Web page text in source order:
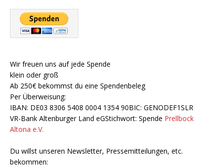
Wir freuen uns auf jede Spende
klein oder groß
Ab 250€ bekommst du eine Spendenbeleg
Per Überweisung:
IBAN: DE03 8306 5408 0004 1354 90BIC: GENODEF1SLR
VR-Bank Altenburger Land eGStichwort: Spende Prellbock
Altona e.V.
Du willst unseren Newsletter, Pressemitteilungen, etc.
bekommen: